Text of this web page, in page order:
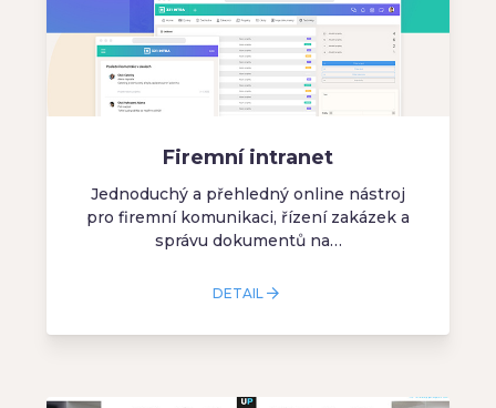
Firemní intranet
Jednoduchý a přehledný online nástroj
pro firemní komunikaci, řízení zakázek a
správu dokumentů na…
DETAIL